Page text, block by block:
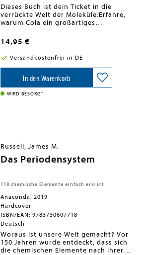
Dieses Buch ist dein Ticket in die
verrückte Welt der Moleküle:Erfahre,
warum Cola ein großartiges
radioaktiv sind -und Wasser sogar Gold
auflösen kann. Warum du es lieben
wirst:- 101 verblüffende, witzige und
erstaunlich lehrreiche Chemie-
Geschichten- Fakten, die du in der
Schule garantiert nicht gelernt hast-
Perfekt zum Verschenken, Schmökern
oder Angeben auf der nächsten Party
die wissen wollen, was in der Welt
wirklich (re)agiert.
14,95 €
Versandkostenfrei in DE
In den Warenkorb
WIRD BESORGT
Russell, James M.
Das Periodensystem
118 chemische Elemente einfach erklärt
Anaconda, 2019
Hardcover
ISBN/EAN: 9783730607718
Deutsch
Woraus ist unsere Welt gemacht? Vor
150 Jahren wurde entdeckt, dass sich
die chemischen Elemente nach ihrer